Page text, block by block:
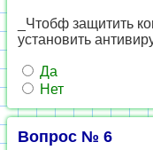
_Чтобф защитить
установить
Да
Нет
Вопрос № 6